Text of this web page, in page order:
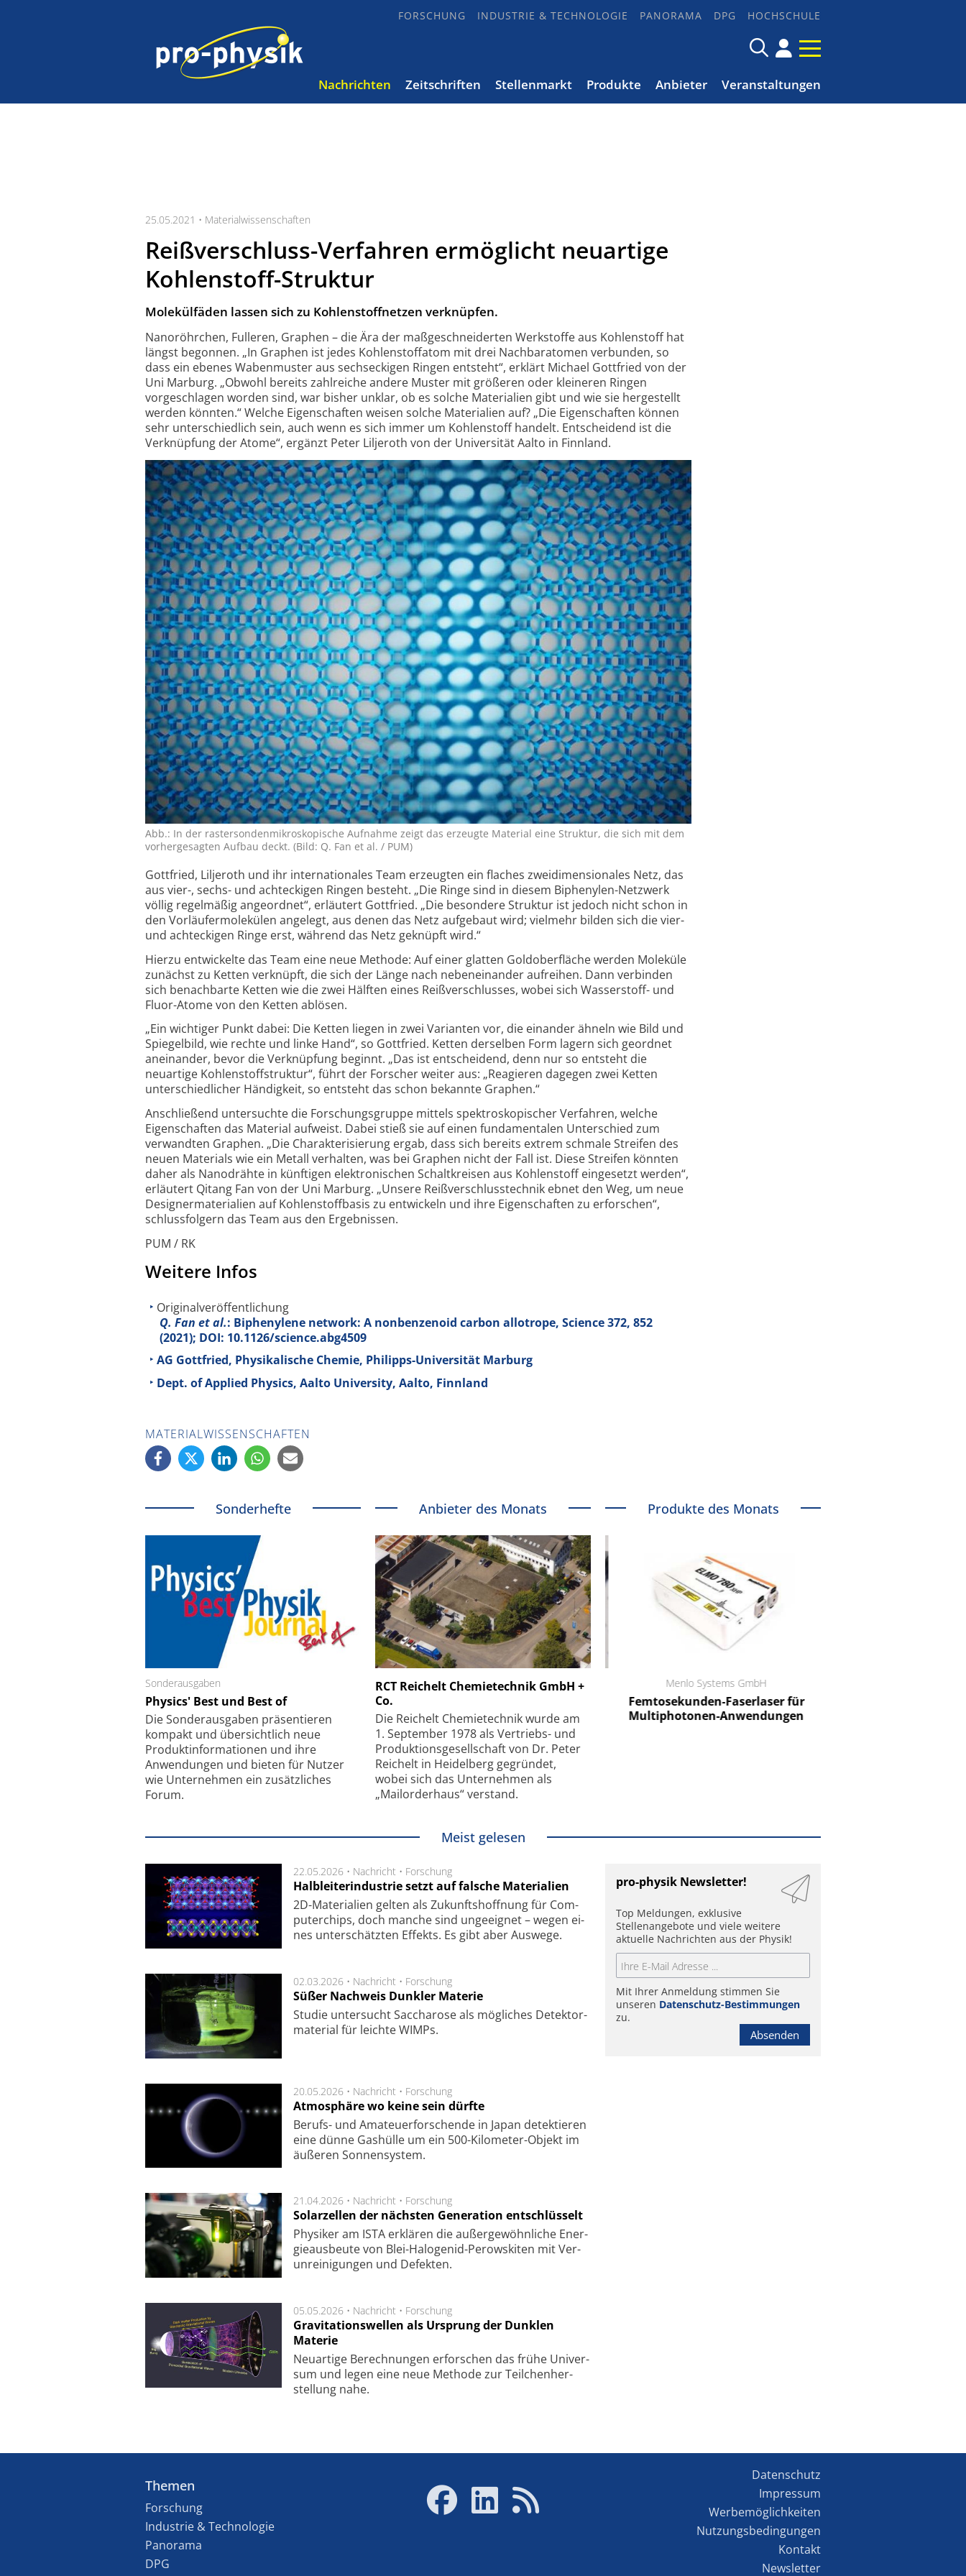
FORSCHUNG INDUSTRIE & TECHNOLOGIE PANORAMA DPG HOCHSCHULE
Nachrichten Zeitschriften Stellenmarkt Produkte Anbieter Veranstaltungen
25.05.2021 • Materialwissenschaften
Reißverschluss-Verfahren ermöglicht neuartige
Kohlenstoff-Struktur
Molekülfäden lassen sich zu Kohlenstoffnetzen verknüpfen.
Nanoröhrchen, Fulleren, Graphen – die Ära der maßgeschneiderten Werkstoffe aus Kohlenstoff hat
längst begonnen. „In Graphen ist jedes Kohlenstoff­atom mit drei Nachbar­atomen verbunden, so
dass ein ebenes Wabenmuster aus sechseckigen Ringen entsteht“, erklärt Michael Gottfried von der
Uni Marburg. „Obwohl bereits zahlreiche andere Muster mit größeren oder kleineren Ringen
vorgeschlagen worden sind, war bisher unklar, ob es solche Materialien gibt und wie sie hergestellt
werden könnten.“ Welche Eigen­schaften weisen solche Materialien auf? „Die Eigenschaften können
sehr unter­schiedlich sein, auch wenn es sich immer um Kohlenstoff handelt. Entscheidend ist die
Verknüpfung der Atome“, ergänzt Peter Liljeroth von der Universität Aalto in Finnland.
Abb.: In der raster­sonden­mikro­sko­pische Auf­nahme zeigt das erzeugte Material eine Struktur, die sich mit dem
vor­her­ge­sagten Auf­bau deckt. (Bild: Q. Fan et al. / PUM)
Gottfried, Liljeroth und ihr internationales Team erzeugten ein flaches zweidimensionales Netz, das
aus vier-, sechs- und achteckigen Ringen besteht. „Die Ringe sind in diesem Biphenylen-Netzwerk
völlig regelmäßig angeordnet“, erläutert Gottfried. „Die besondere Struktur ist jedoch nicht schon in
den Vorläufer­molekülen angelegt, aus denen das Netz aufgebaut wird; vielmehr bilden sich die vier-
und achteckigen Ringe erst, während das Netz geknüpft wird.“
Hierzu entwickelte das Team eine neue Methode: Auf einer glatten Gold­ober­fläche werden Moleküle
zunächst zu Ketten verknüpft, die sich der Länge nach nebeneinander aufreihen. Dann verbinden
sich benachbarte Ketten wie die zwei Hälften eines Reiß­ver­schlusses, wobei sich Wasserstoff- und
Fluor-Atome von den Ketten ablösen.
„Ein wichtiger Punkt dabei: Die Ketten liegen in zwei Varianten vor, die einander ähneln wie Bild und
Spiegelbild, wie rechte und linke Hand“, so Gottfried. Ketten derselben Form lagern sich geordnet
aneinander, bevor die Verknüpfung beginnt. „Das ist entscheidend, denn nur so entsteht die
neuartige Kohlenstoff­struktur“, führt der Forscher weiter aus: „Reagieren dagegen zwei Ketten
unter­schied­licher Händigkeit, so entsteht das schon bekannte Graphen.“
Anschließend untersuchte die Forschungs­gruppe mittels spektro­skopischer Verfahren, welche
Eigen­schaften das Material aufweist. Dabei stieß sie auf einen fundamentalen Unterschied zum
verwandten Graphen. „Die Charakteri­sierung ergab, dass sich bereits extrem schmale Streifen des
neuen Materials wie ein Metall verhalten, was bei Graphen nicht der Fall ist. Diese Streifen könnten
daher als Nanodrähte in künftigen elektronischen Schalt­kreisen aus Kohlenstoff eingesetzt werden“,
erläutert Qitang Fan von der Uni Marburg. „Unsere Reiß­verschluss­technik ebnet den Weg, um neue
Designer­materialien auf Kohlenstoff­basis zu entwickeln und ihre Eigen­schaften zu erforschen“,
schluss­folgern das Team aus den Ergebnissen.
PUM / RK
Weitere Infos
Originalveröffentlichung
Q. Fan et al.: Biphenylene network: A nonbenzenoid carbon allotrope, Science372, 852
(2021); DOI: 10.1126/science.abg4509
AG Gottfried, Physikalische Chemie, Philipps-Universität Marburg
Dept. of Applied Physics, Aalto University, Aalto, Finnland
MATERIALWISSENSCHAFTEN
Sonderhefte
Sonderausgaben
Physics' Best und Best of
Die Sonder­ausgaben präsentieren
kompakt und übersichtlich neue
Produkt­informationen und ihre
Anwendungen und bieten für Nutzer
wie Unternehmen ein zusätzliches
Forum.
Anbieter des Monats
RCT Reichelt Chemietechnik GmbH +
Co.
Die Reichelt Chemietechnik wurde am
1. September 1978 als Vertriebs- und
Produktionsgesellschaft von Dr. Peter
Reichelt in Heidelberg gegründet,
wobei sich das Unternehmen als
„Mailorderhaus“ verstand.
Produkte des Monats
Faserkoppler mit Super-
Feinfokussierungsmechanismus
SmarAct GmbH
kleinstem Raum
Menlo Systems GmbH
Femtosekunden-Faserlaser für
Multiphotonen-Anwendungen
Meist gelesen
22.05.2026 • Nachricht • Forschung
Halbleiterindustrie setzt auf falsche Materialien
2D-Mate­ri­a­li­en gel­ten als Zu­kunfts­hoff­nung für Com­
pu­ter­chips, doch man­che sind un­ge­eig­net – we­gen ei­
nes un­ter­schätz­ten Ef­fekts. Es gibt aber Aus­we­ge.
02.03.2026 • Nachricht • Forschung
Süßer Nachweis Dunkler Materie
Studie unter­sucht Saccha­ro­se als mög­li­ches De­tek­tor­
ma­te­rial für leich­te WIMPs.
20.05.2026 • Nachricht • Forschung
Atmosphäre wo keine sein dürfte
Berufs- und Ama­teuer­for­schen­de in Japan de­tek­tie­ren
eine dün­ne Gas­hül­le um ein 500-Kilo­meter-Objekt im
äu­ße­ren Son­nen­sys­tem.
21.04.2026 • Nachricht • Forschung
Solarzellen der nächsten Generation entschlüsselt
Physiker am ISTA er­klä­ren die außer­ge­wöhn­li­che Ener­
gie­aus­beu­te von Blei-Halo­ge­nid-Perows­ki­ten mit Ver­
unrei­ni­gung­en und De­fek­ten.
05.05.2026 • Nachricht • Forschung
Gravitationswellen als Ursprung der Dunklen
Materie
Neu­artige Be­rech­nung­en er­for­schen das frü­he Uni­ver­
sum und legen eine neue Me­tho­de zur Teil­chen­her­
stel­lung nahe.
pro-physik Newsletter!
Top Meldungen, exklusive
Stellenangebote und viele weitere
aktuelle Nachrichten aus der Physik!
Mit Ihrer Anmeldung stimmen Sie
unseren Datenschutz-Bestimmungen
zu.
Absenden
Themen
Forschung
Industrie & Technologie
Panorama
DPG
Datenschutz
Impressum
Werbemöglichkeiten
Nutzungsbedingungen
Kontakt
Newsletter